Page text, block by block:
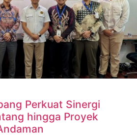
Perkuat Sinergi
hingga Proyek